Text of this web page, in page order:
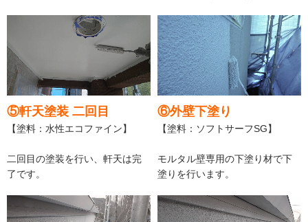
⑤軒天塗装 二回目
【塗料：水性エコファイン】
二回目の塗装を行い、軒天は完
了です。
⑥外壁下塗り
【塗料：ソフトサーフSG】
モルタル壁専用の下塗り材で下
塗りを行います。